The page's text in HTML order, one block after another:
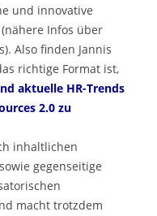
und innovative
Infos über
Also finden Jannis
richtige Format ist,
aktuelle HR-Trends
2.0 zu
inhaltlichen
gegenseitige
macht trotzdem